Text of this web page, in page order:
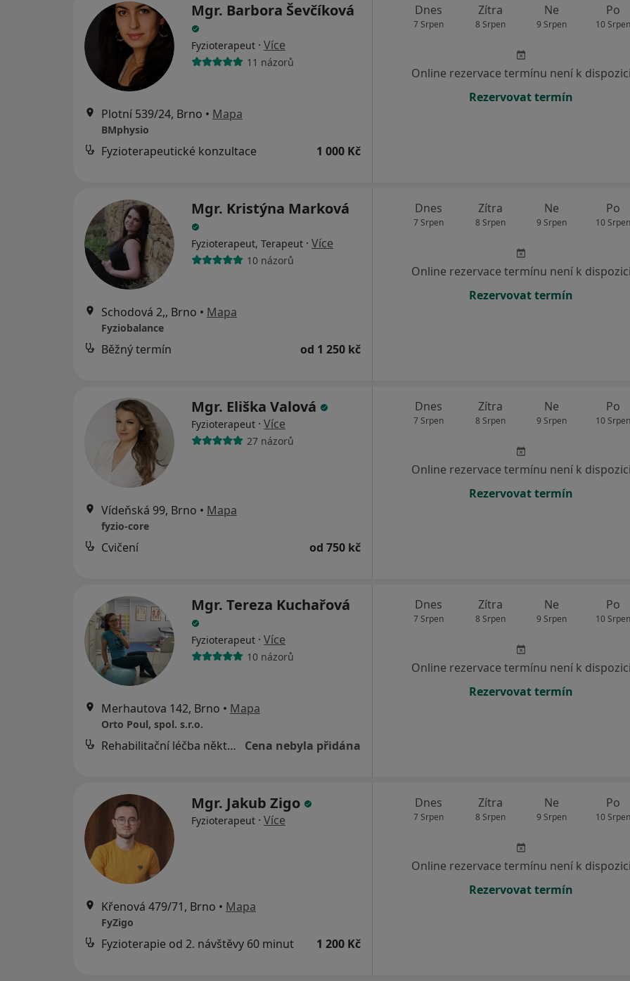
Mgr. Barbora Ševčíková
Fyzioterapeut · Více
11 názorů
Plotní 539/24, Brno • Mapa
BMphysio
Fyzioterapeutické konzultace 1 000 Kč
Dnes
7 Srpen
Zítra
8 Srpen
Ne
9 Srpen
Po
10 Srpen
Online rezervace termínu není k dispozici
Rezervovat termín
Mgr. Kristýna Marková
Fyzioterapeut, Terapeut · Více
10 názorů
Schodová 2,, Brno • Mapa
Fyziobalance
Běžný termín od 1 250 kč
Dnes
7 Srpen
Zítra
8 Srpen
Ne
9 Srpen
Po
10 Srpen
Online rezervace termínu není k dispozici
Rezervovat termín
Mgr. Eliška Valová
Fyzioterapeut · Více
27 názorů
Vídeňská 99, Brno • Mapa
fyzio-core
Cvičení od 750 kč
Dnes
7 Srpen
Zítra
8 Srpen
Ne
9 Srpen
Po
10 Srpen
Online rezervace termínu není k dispozici
Rezervovat termín
Mgr. Tereza Kuchařová
Fyzioterapeut · Více
10 názorů
Merhautova 142, Brno • Mapa
Orto Poul, spol. s.r.o.
Rehabilitační léčba některých druhů funkční sterility metodou L. Mojžíšové Cena nebyla přidána
Dnes
7 Srpen
Zítra
8 Srpen
Ne
9 Srpen
Po
10 Srpen
Online rezervace termínu není k dispozici
Rezervovat termín
Mgr. Jakub Zigo
Fyzioterapeut · Více
Křenová 479/71, Brno • Mapa
FyZigo
Fyzioterapie od 2. návštěvy 60 minut 1 200 Kč
Dnes
7 Srpen
Zítra
8 Srpen
Ne
9 Srpen
Po
10 Srpen
Online rezervace termínu není k dispozici
Rezervovat termín